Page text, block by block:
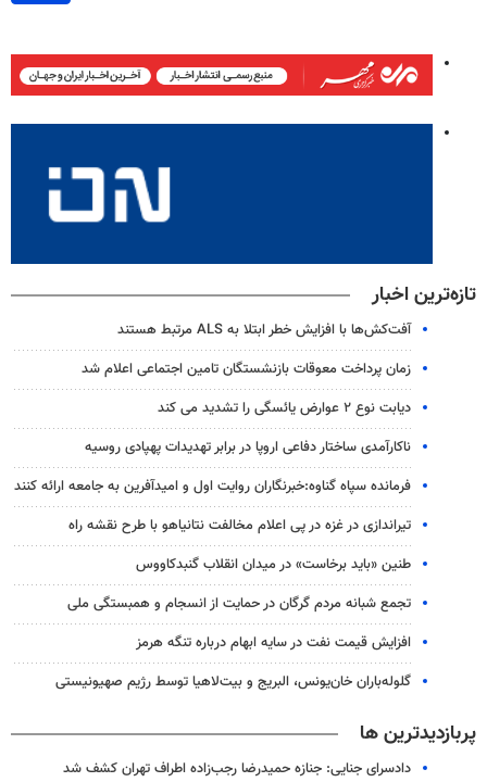
تازه‌ترین اخبار
آفت‌کش‌ها با افزایش خطر ابتلا به ALS مرتبط هستند
زمان پرداخت معوقات بازنشستگان تامین اجتماعی اعلام شد
دیابت نوع ۲ عوارض یائسگی را تشدید می کند
ناکارآمدی ساختار دفاعی اروپا در برابر تهدیدات پهپادی روسیه
فرمانده سپاه گناوه:خبرنگاران روایت اول و امیدآفرین به جامعه ارائه کنند
تیراندازی در غزه در پی اعلام مخالفت نتانیاهو با طرح نقشه راه
طنین «باید برخاست» در میدان انقلاب گنبدکاووس
تجمع شبانه مردم گرگان در حمایت از انسجام و همبستگی ملی
افزایش قیمت نفت در سایه ابهام درباره تنگه هرمز
گلوله‌باران خان‌یونس، البریج و بیت‌لاهیا توسط رژیم صهیونیستی
پربازدیدترین ها
دادسرای جنایی: جنازه حمیدرضا رجب‌زاده اطراف تهران کشف شد